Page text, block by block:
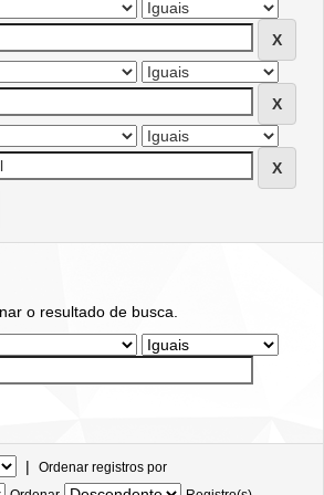
o resultado de busca.
| Ordenar registros por